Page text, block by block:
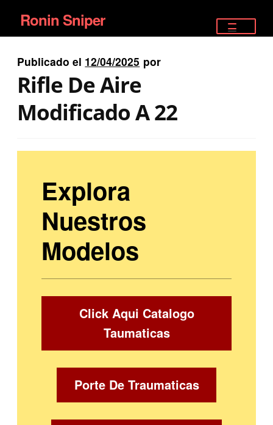
Ir
a
la
navegación
Ir
al
contenido
Ronin Sniper
EQUIPAMIENTO ÉLITE
PISTOLAS
Publicado el 12/04/2025 por
Rifle De Aire
Modificado A 22
Explora
Nuestros
Modelos
Click Aqui Catalogo
Taumaticas
Porte De Traumaticas